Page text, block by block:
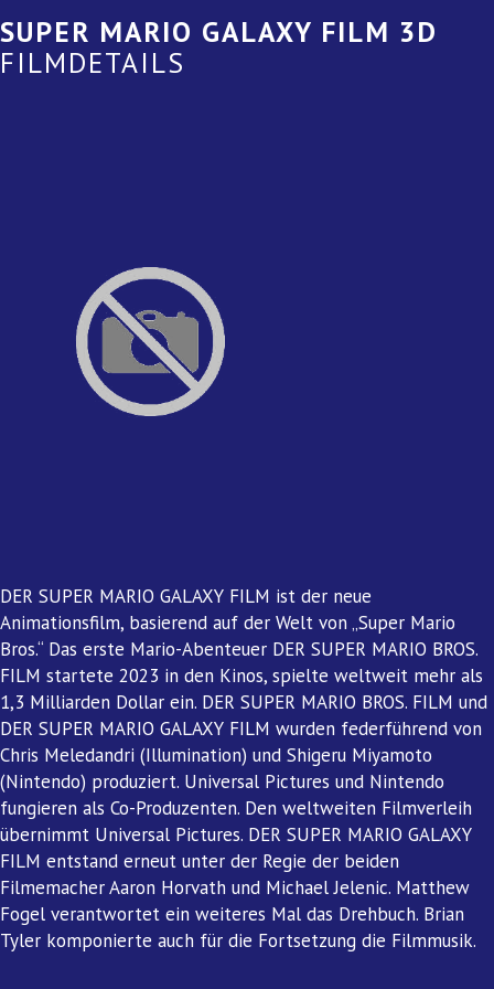
SUPER MARIO GALAXY FILM 3D
FILMDETAILS
DER SUPER MARIO GALAXY FILM ist der neue
Animationsfilm, basierend auf der Welt von „Super Mario
Bros.“ Das erste Mario-Abenteuer DER SUPER MARIO BROS.
FILM startete 2023 in den Kinos, spielte weltweit mehr als
1,3 Milliarden Dollar ein. DER SUPER MARIO BROS. FILM und
DER SUPER MARIO GALAXY FILM wurden federführend von
Chris Meledandri (Illumination) und Shigeru Miyamoto
(Nintendo) produziert. Universal Pictures und Nintendo
fungieren als Co-Produzenten. Den weltweiten Filmverleih
übernimmt Universal Pictures. DER SUPER MARIO GALAXY
FILM entstand erneut unter der Regie der beiden
Filmemacher Aaron Horvath und Michael Jelenic. Matthew
Fogel verantwortet ein weiteres Mal das Drehbuch. Brian
Tyler komponierte auch für die Fortsetzung die Filmmusik.